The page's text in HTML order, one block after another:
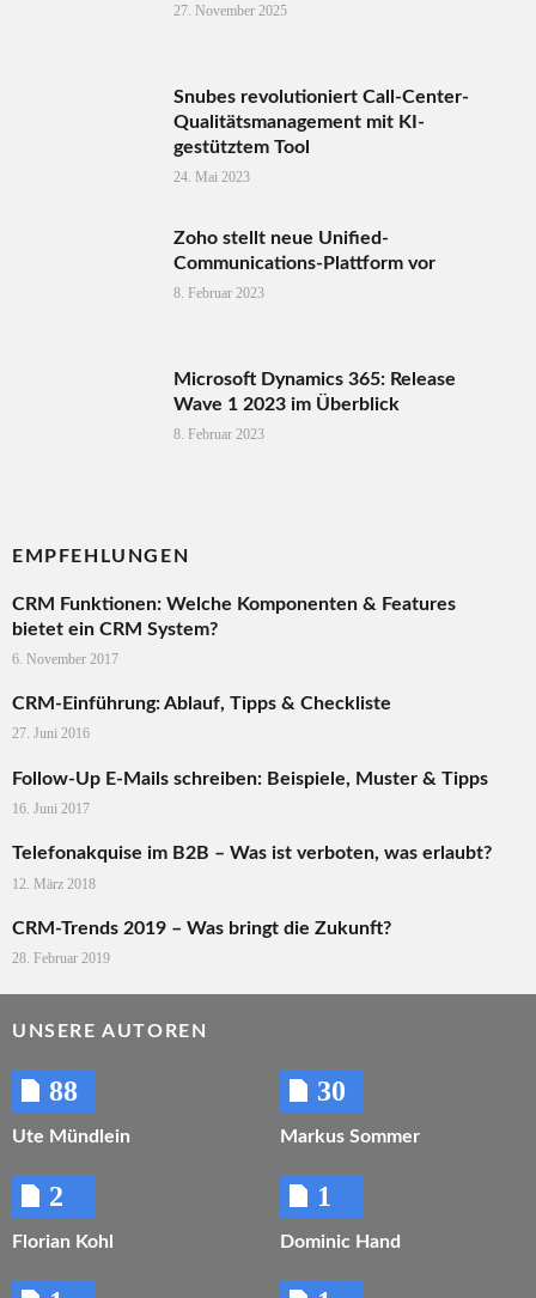
27. November 2025
Snubes revolutioniert Call-Center-
Qualitätsmanagement mit KI-
gestütztem Tool
24. Mai 2023
Zoho stellt neue Unified-
Communications-Plattform vor
8. Februar 2023
Microsoft Dynamics 365: Release
Wave 1 2023 im Überblick
8. Februar 2023
EMPFEHLUNGEN
CRM Funktionen: Welche Komponenten & Features
bietet ein CRM System?
6. November 2017
CRM-Einführung: Ablauf, Tipps & Checkliste
27. Juni 2016
Follow-Up E-Mails schreiben: Beispiele, Muster & Tipps
16. Juni 2017
Telefonakquise im B2B – Was ist verboten, was erlaubt?
12. März 2018
CRM-Trends 2019 – Was bringt die Zukunft?
28. Februar 2019
UNSERE AUTOREN
88
Ute Mündlein
30
Markus Sommer
2
Florian Kohl
1
Dominic Hand